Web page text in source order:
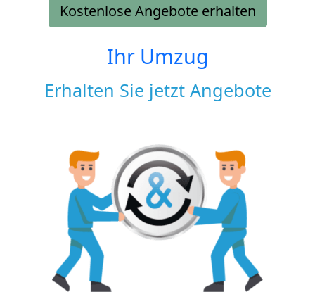
Kostenlose Angebote erhalten
Ihr Umzug
Erhalten Sie jetzt Angebote